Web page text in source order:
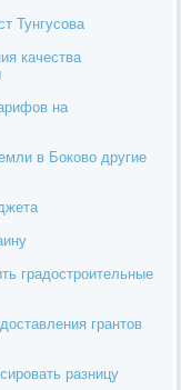
Тунгусова
качества
на
в Боково другие
градостроительные
грантов
разницу